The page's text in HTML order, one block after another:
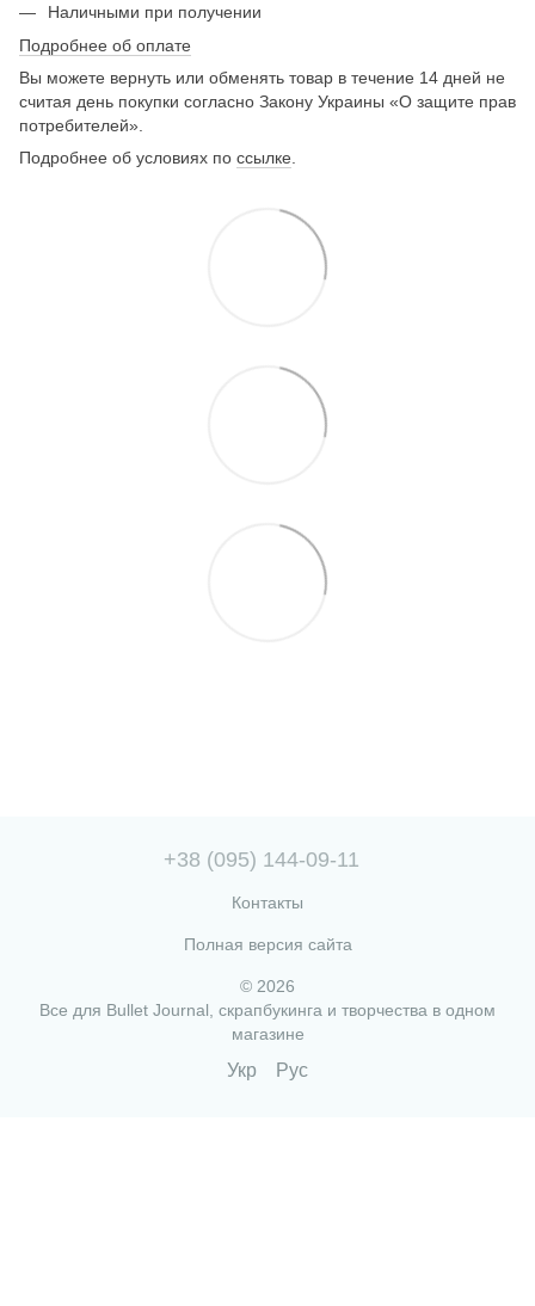
Наличными при получении
Подробнее об оплате
Вы можете вернуть или обменять товар в течение 14 дней не
считая день покупки согласно Закону Украины «О защите прав
потребителей».
Подробнее об условиях по ссылке
+38 (095) 144-09-11
Контакты
Полная версия сайта
© 2026
Все для Bullet Journal, скрапбукинга и творчества в одном
магазине
Укр Рус